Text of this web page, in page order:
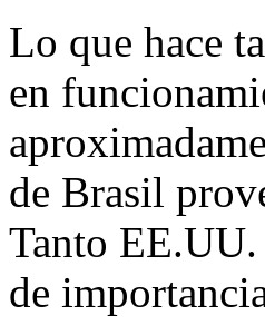
Lo que hace
en
de Brasil
Tanto
de